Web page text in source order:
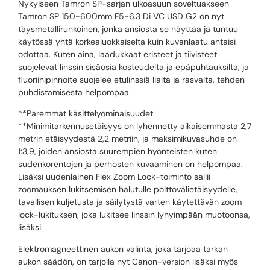
Nykyiseen Tamron SP-sarjan ulkoasuun soveltuakseen
Tamron SP 150-600mm F5-6.3 Di VC USD G2 on nyt
täysmetallirunkoinen, jonka ansiosta se näyttää ja tuntuu
käytössä yhtä korkealuokkaiselta kuin kuvanlaatu antaisi
odottaa. Kuten aina, laadukkaat eristeet ja tiivisteet
suojelevat linssin sisäosia kosteudelta ja epäpuhtauksilta, ja
fluoriinipinnoite suojelee etulinssiä lialta ja rasvalta, tehden
puhdistamisesta helpompaa.
**Paremmat käsittelyominaisuudet
**Minimitarkennusetäisyys on lyhennetty aikaisemmasta 2,7
metrin etäisyydestä 2,2 metriin, ja maksimikuvasuhde on
1:3,9, joiden ansiosta suurempien hyönteisten kuten
sudenkorentojen ja perhosten kuvaaminen on helpompaa.
Lisäksi uudenlainen Flex Zoom Lock-toiminto sallii
zoomauksen lukitsemisen halutulle polttovälietäisyydelle,
tavallisen kuljetusta ja säilytystä varten käytettävän zoom
lock-lukituksen, joka lukitsee linssin lyhyimpään muotoonsa,
lisäksi.
Elektromagneettinen aukon valinta, joka tarjoaa tarkan
aukon säädön, on tarjolla nyt Canon-version lisäksi myös